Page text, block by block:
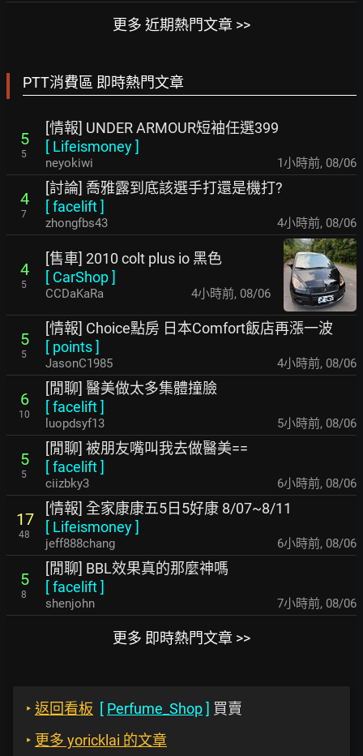
更多 近期熱門文章 >>
PTT消費區 即時熱門文章
5
5
[情報] UNDER ARMOUR短袖任選399
[ Lifeismoney]
neyokiwi 1小時前, 08/06
4
7
[討論] 喬雅露到底該選手打還是機打?
[facelift]
zhongfbs43 4小時前, 08/06
4
5
[售車] 2010 colt plus io 黑色
[ CarShop]
CCDaKaRa 4小時前, 08/06
5
5
[情報] Choice點房 日本Comfort飯店再漲一波
[ points]
JasonC1985 4小時前, 08/06
6
10
[閒聊] 醫美做太多集體撞臉
[facelift]
luopdsyf13 5小時前, 08/06
5
5
[閒聊] 被朋友嘴叫我去做醫美==
[facelift]
ciizbky3 6小時前, 08/06
17
48
[情報] 全家康康五5日5好康 8/07~8/11
[ Lifeismoney]
jeff888chang 6小時前, 08/06
5
8
[閒聊] BBL效果真的那麼神嗎
[facelift]
shenjohn 7小時前, 08/06
更多 即時熱門文章 >>
‣ 返回看板 [ Perfume_Shop] 買賣
‣ 更多 yoricklai 的文章